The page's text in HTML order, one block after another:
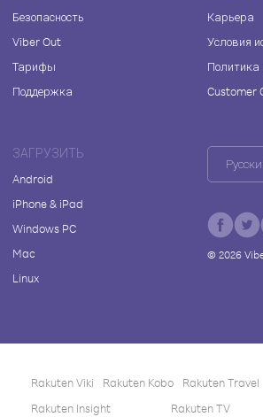
Безопасность
Viber Out
Тарифы
Поддержка
Карьера
Условия
Политика
Customer
ЗАГРУЗИТЬ
Android
iPhone & iPad
Windows PC
Mac
Linux
© 2026
Rakuten Viki Rakuten Kobo Rakuten Travel
Rakuten Insight
Rakuten TV